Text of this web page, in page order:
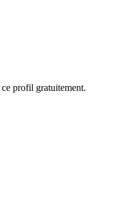
profil gratuitement.